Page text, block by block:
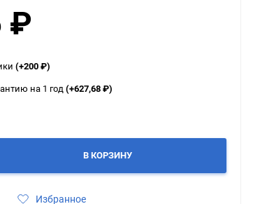
₽
(+200₽)
на 1 год(+627,68₽)
В КОРЗИНУ
Избранное